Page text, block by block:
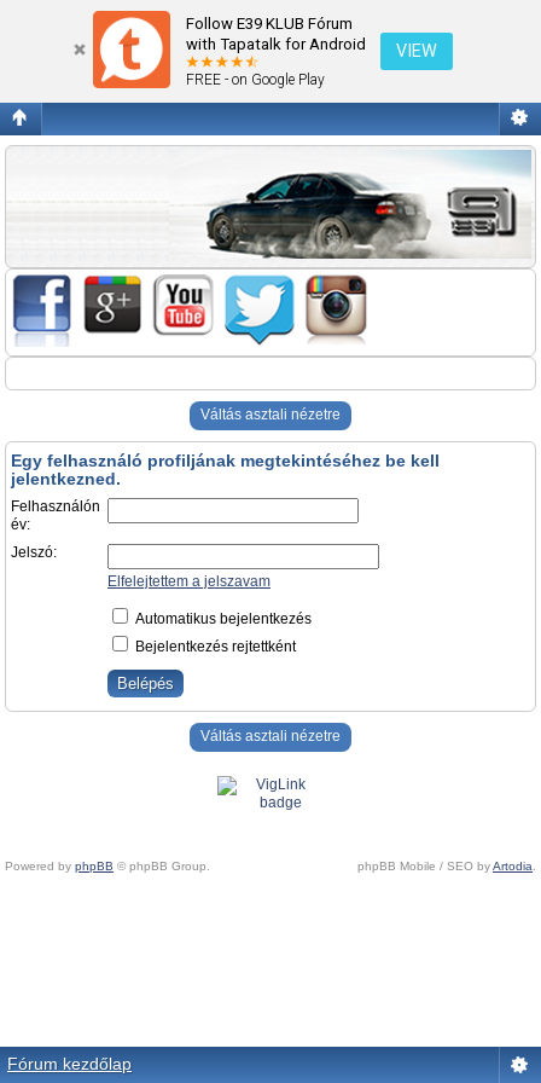
Follow E39 KLUB Fórum
with Tapatalk for Android
FREE - on Google Play
VIEW
Belépés
Váltás asztali nézetre
Egy felhasználó profiljának megtekintéséhez be kell
jelentkezned.
Felhasználón
év:
Jelszó:
Elfelejtettem a jelszavam
Automatikus bejelentkezés
Bejelentkezés rejtettként
Váltás asztali nézetre
Powered by phpBB © phpBB Group. phpBB Mobile / SEO byArtodia.
Fórum kezdőlap